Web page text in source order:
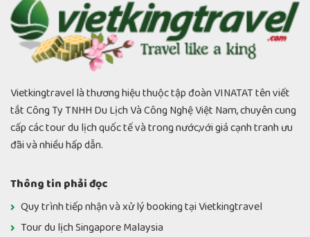
Vietkingtravel là thương hiệu thuộc tập đoàn VINATAT tên viết
tắt Công Ty TNHH Du Lịch Và Công Nghệ Việt Nam, chuyên cung
cấp các tour du lịch quốc tế và trong nước,với giá cạnh tranh ưu
đãi và nhiều hấp dẫn.
Thông tin phải đọc
Quy trình tiếp nhận và xử lý booking tại Vietkingtravel
Tour du lịch Singapore Malaysia